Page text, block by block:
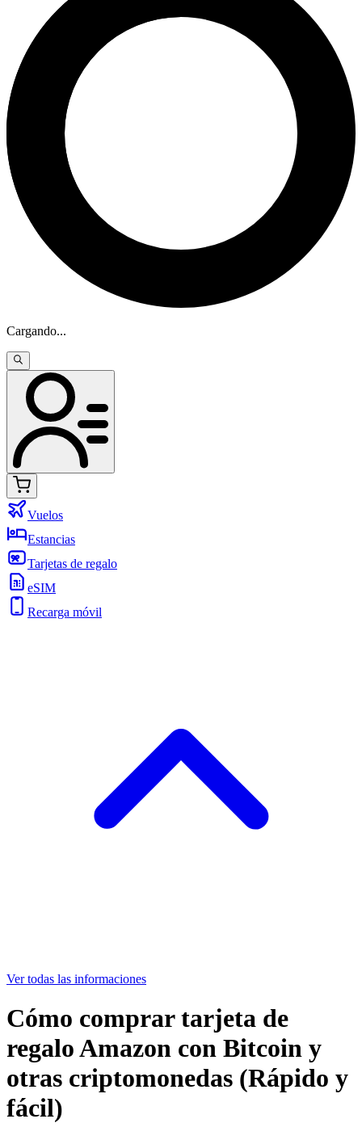
Cargando...
Vuelos
Estancias
Tarjetas de regalo
eSIM
Recarga móvil
Ver todas las informaciones
Cómo comprar tarjeta de
regalo Amazon con Bitcoin y
otras criptomonedas (Rápido y
fácil)